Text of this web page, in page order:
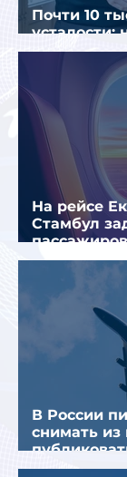
Почти 10
усталости:
уставшие
На рейсе
Стамбул
В России
снимать из
интернете